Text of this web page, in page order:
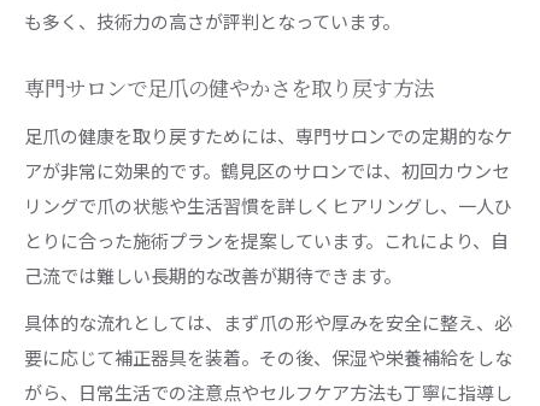
も多く、技術力の高さが評判となっています。
専門サロンで足爪の健やかさを取り戻す方法
足爪の健康を取り戻すためには、専門サロンでの定期的なケ
アが非常に効果的です。鶴見区のサロンでは、初回カウンセ
リングで爪の状態や生活習慣を詳しくヒアリングし、一人ひ
とりに合った施術プランを提案しています。これにより、自
己流では難しい長期的な改善が期待できます。
具体的な流れとしては、まず爪の形や厚みを安全に整え、必
要に応じて補正器具を装着。その後、保湿や栄養補給をしな
がら、日常生活での注意点やセルフケア方法も丁寧に指導し